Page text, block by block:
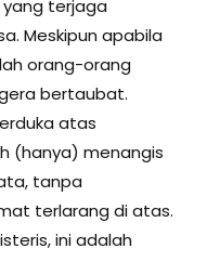
terjaga
Meskipun apabila
orang-orang
bertaubat.
atas
(hanya) menangis
tanpa
terlarang di atas.
ini adalah